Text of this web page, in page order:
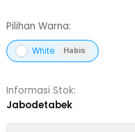
Pilihan Warna:
White Habis
Informasi Stok:
Jabodetabek